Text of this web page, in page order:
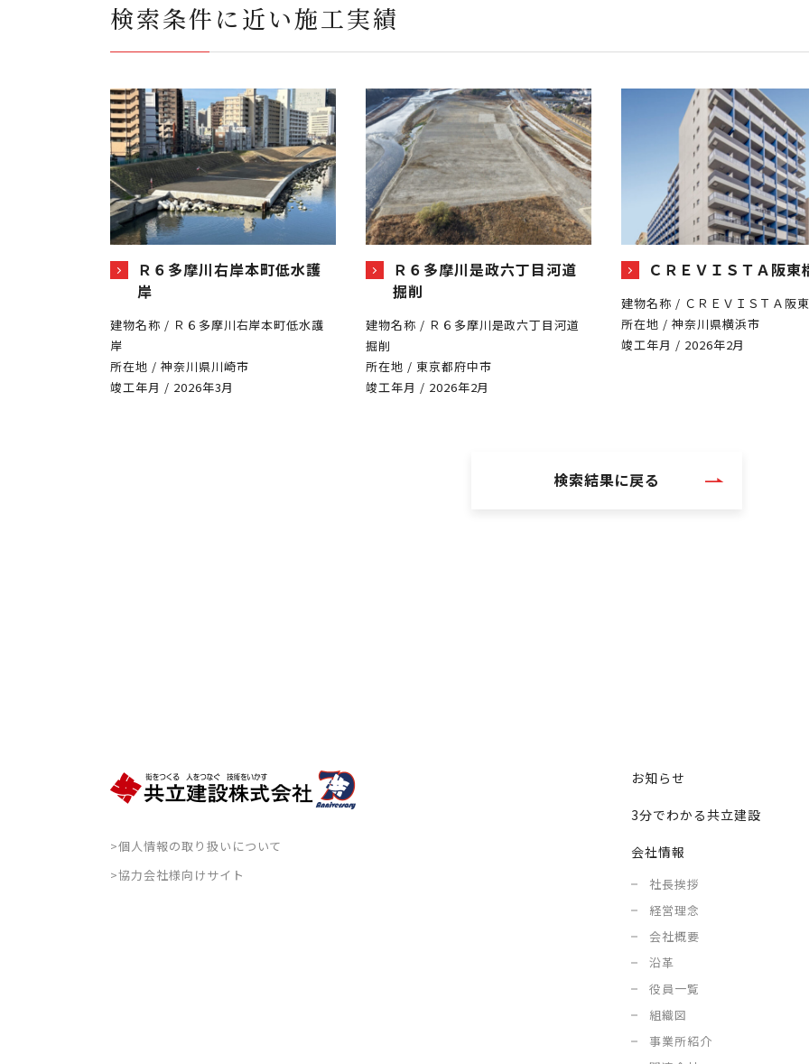
検索条件に近い施工実績
Ｒ６多摩川右岸本町低水護
岸
建物名称 / Ｒ６多摩川右岸本町低水護
岸
所在地 / 神奈川県川崎市
竣工年月 / 2026年3月
Ｒ６多摩川是政六丁目河道
掘削
建物名称 / Ｒ６多摩川是政六丁目河道
掘削
所在地 / 東京都府中市
竣工年月 / 2026年2月
ＣＲＥＶＩＳＴＡ阪
建物名称 / ＣＲＥＶＩＳＴＡ阪
所在地 / 神奈川県横浜市
竣工年月 / 2026年2月
検索結果に戻る
>個人情報の取り扱いについて
>協力会社様向けサイト
お知らせ
3分でわかる共立建設
会社情報
社長挨拶
経営理念
会社概要
沿革
役員一覧
組織図
事業所紹介